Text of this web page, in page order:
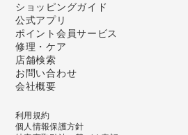
ショッピングガイド
公式アプリ
ポイント会員サービス
修理・ケア
店舗検索
お問い合わせ
会社概要
利用規約
個人情報保護方針